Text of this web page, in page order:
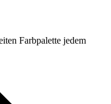
Farbpalette jedem